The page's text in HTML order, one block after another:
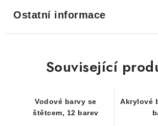
Ostatní informace
Související
Vodové barvy se
štětcem, 12 barev
Akrylové